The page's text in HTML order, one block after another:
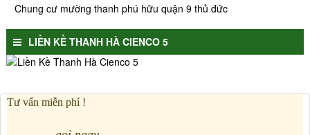
Chung cư mường thanh phú hữu quận 9 thủ đức
LIỀN KỀ THANH HÀ CIENCO 5
Tư vấn miễn phí !